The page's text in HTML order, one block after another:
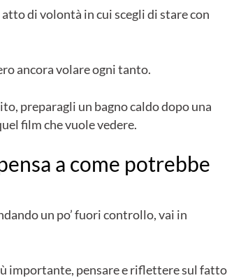
di volontà in cui scegli di stare con
ancora volare ogni tanto.
preparagli un bagno caldo dopo una
film che vuole vedere.
a come potrebbe
un po’ fuori controllo, vai in
importante, pensare e riflettere sul fatto